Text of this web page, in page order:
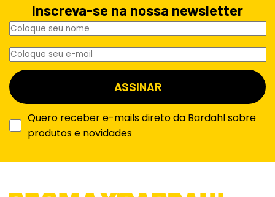
Inscreva-se na nossa newsletter
Quero receber e-mails direto da Bardahl sobre
produtos e novidades